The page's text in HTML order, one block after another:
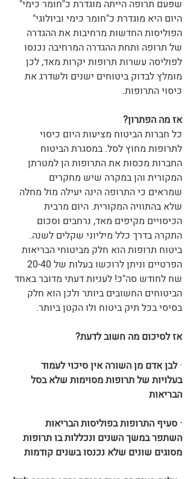
שפעם תרופה הייתה מוגדרת כ"חומר כימי"
היום היא מוגדרת כ"חומר כימי וביולוגי"
הפוליסות החדשות מרחיבות את ההגדרה
של תרופה ותחת ההגדרה המרחיבה נכנסו
לפוליסה עשרות תרופות יקרות מאד, לכן
מומלץ לבדוק ביטוחים ישנים ולשדרג את
כיסוי התרופות.
אז מה הפתרון?
כל חברות הביטוח מציעות היום כיסוי
לתרופות מחוץ לסל. במסגרת הביטוח
החברות מכסות את התרופות הן למטרתן
המקורית והן במקרה שיש מחקרים
שמראים כי התרופה הינה יעילה מול מחלה
שלא בהתוויה המקורית. היום מרבית
הכיסויים מקיפים מאד, נרחבים וסכום
התקרה בדרך כלל מיליוני שקלים לשנה.
ביטוח תרופות הוא חלק מביטוחי הבריאות
שח לחודש סה"כ! לעניות דעתי מדובר באחד
הביטוחים החשובים ביותר ולכן הוא חלק
בסיסי בכל תיק ביטוח ולו הקטן ביותר.
אז לסיכום מה חשוב לדעת?
· לבן אדם מן השורה אין סיכוי לעמוד
בעלויות של תרופות מסוימות שלא בסל
הבריאות
· סעיף התרופות בפוליסות הבריאות
השתפר במשך השנים ונכללות בו תרופות
מסוגים שונים שלא נכנסו בשנים קודמות